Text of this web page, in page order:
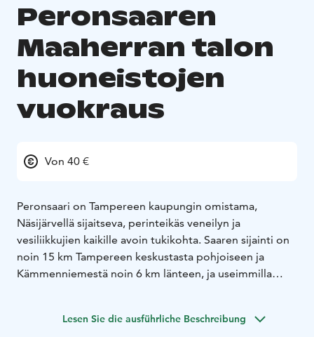
Peronsaaren
Maaherran talon
huoneistojen
vuokraus
Von 40 €
Peronsaari on Tampereen kaupungin omistama,
Näsijärvellä sijaitseva, perinteikäs veneilyn ja
vesiliikkujien kaikille avoin tukikohta. Saaren sijainti on
noin 15 km Tampereen keskustasta pohjoiseen ja
Kämmenniemestä noin 6 km länteen, ja useimmilla
Sauna- ja majoitusvaraukset hoituvat soittamalla saaren
Lesen Sie die ausführliche Beschreibung